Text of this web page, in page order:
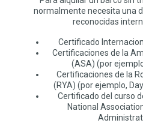
normalmente necesita una
reconocidas
Certificado
Certificaciones de la
(ASA) (por
Certificaciones de la
(RYA) (por ejemplo,
Certificado del curso
National